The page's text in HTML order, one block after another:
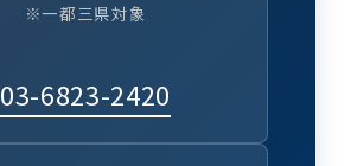
※一都三県対象
03-6823-2420